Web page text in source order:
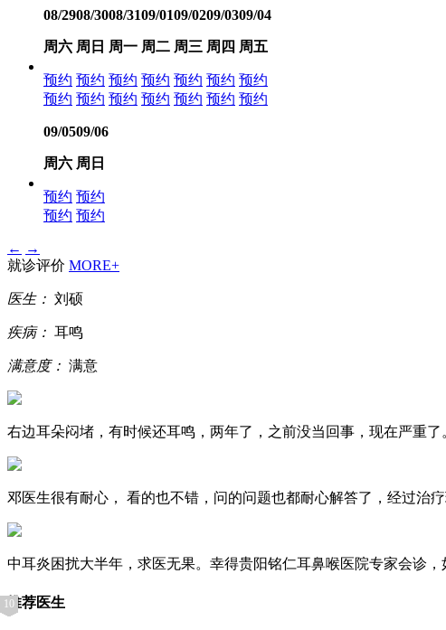
08/29
周六
08/30
周日
08/31
周一
09/01
周二
09/02
周三
09/03
周四
09/04
周五
预约 预约 预约 预约 预约 预约 预约
预约 预约 预约 预约 预约 预约 预约
09/05
周六
09/06
周日
预约 预约
预约 预约
← →
就诊评价 MORE+
医生： 刘硕
疾病： 耳鸣
满意度： 满意
右边耳朵闷堵，有时候还耳鸣，两年了，之前没当回事，现在严重
邓医生很有耐心， 看的也不错，问的问题也都耐心解答了，经过治
中耳炎困扰大半年，求医无果。幸得贵阳铭仁耳鼻喉医院专家会诊
推荐医生
123456789
10